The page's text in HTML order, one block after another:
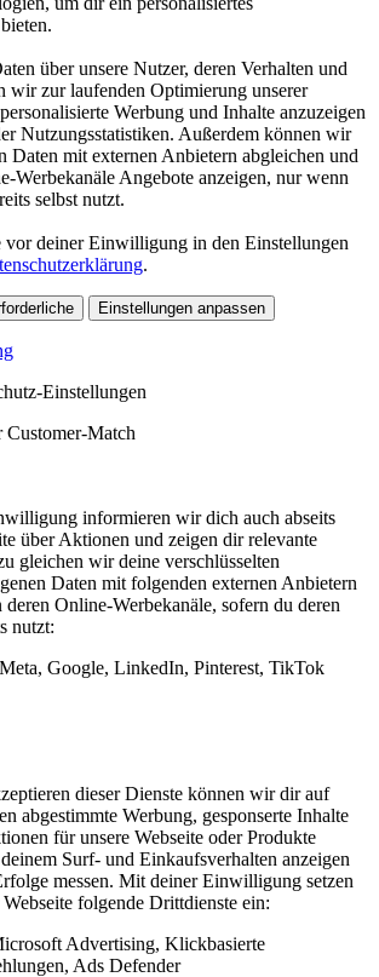
über unsere Nutzer, deren Verhalten und
wir zur laufenden Optimierung unserer
Werbung und Inhalte anzuzeigen
Nutzungsstatistiken. Außerdem können wir
Daten mit externen Anbietern abgleichen und
Werbekanäle Angebote anzeigen, nur wenn
selbst nutzt.
deiner Einwilligung in den Einstellungen
.
Einstellungen anpassen
Einstellungen
Customer-Match
informieren wir dich auch abseits
über Aktionen und zeigen dir relevante
gleichen wir deine verschlüsselten
Daten mit folgenden externen Anbietern
deren Online-Werbekanäle, sofern du deren
nutzt:
Google, LinkedIn, Pinterest, TikTok
dieser Dienste können wir dir auf
abgestimmte Werbung, gesponserte Inhalte
für unsere Webseite oder Produkte
Surf- und Einkaufsverhalten anzeigen
messen. Mit deiner Einwilligung setzen
folgende Drittdienste ein:
Advertising, Klickbasierte
Ads Defender